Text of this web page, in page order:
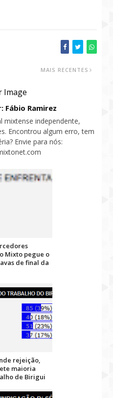
MAIS RECENTES
Fábio Ramirez
independente,
Encontrou algum erro, tem
Envie para nós:
Mixto pegue o
de final da
rejeição,
maioria
de Birigui